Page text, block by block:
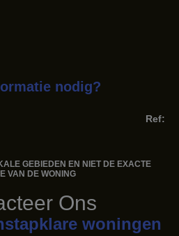
nodig?
Ref:
GEBIEDEN EN NIET DE EXACTE
VAN DE WONING
Ons
woningen